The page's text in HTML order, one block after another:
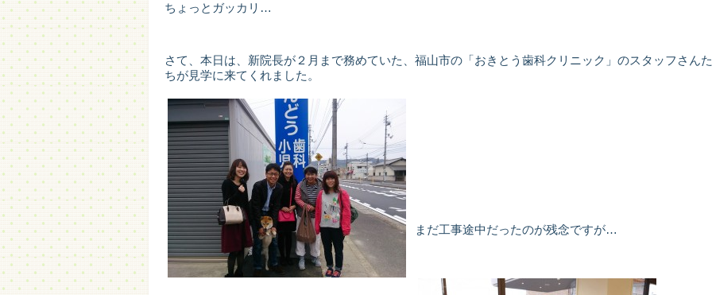
ちょっとガッカリ…
さて、本日は、新院長が２月まで務めていた、福山市の「おきとう歯科クリニック」のスタッフさんた
ちが見学に来てくれました。
まだ工事途中だったのが残念ですが…